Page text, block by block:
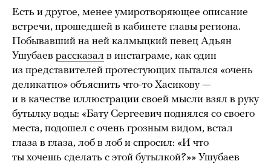
Есть и другое, менее умиротворяющее описание
встречи, прошедшей в кабинете главы региона.
Побывавший на ней калмыцкий певец Адьян
Ушубаев рассказал в инстаграме, как один
из представителей протестующих пытался «очень
деликатно» объяснить что-то Хасикову —
и в качестве иллюстрации своей мысли взял в руку
бутылку воды: «Бату Сергеевич поднялся со своего
места, подошел с очень грозным видом, встал
глаза в глаза, лоб в лоб и спросил: «И что
ты хочешь сделать с этой бутылкой?»» Ушубаев